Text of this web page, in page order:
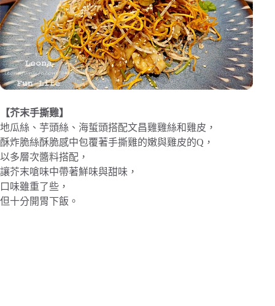
【芥末手撕雞】
地瓜絲、芋頭絲、海蜇頭搭配文昌雞雞絲和雞皮，
酥炸脆絲酥脆感中包覆著手撕雞的嫩與雞皮的Q，
以多層次醬料搭配，
讓芥末嗆味中帶著鮮味與甜味，
口味雖重了些，
但十分開胃下飯。